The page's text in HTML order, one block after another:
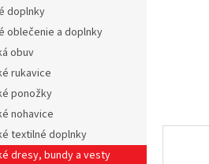
doplnky
oblečenie a doplnky
obuv
rukavice
ponožky
nohavice
textilné doplnky
dresy, bundy a vesty